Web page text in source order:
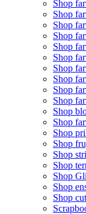
Shop
Shop
Shop
Shop
Shop
Shop
Shop
Shop
Shop
Shop
Shop
Shop
Shop
Shop
Shop
Shop
Shop
Shop
Shop